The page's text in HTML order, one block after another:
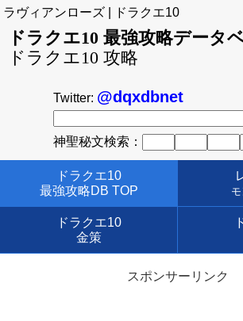
ラヴィアンローズ | ドラクエ10
ドラクエ10 最強攻略データ
ドラクエ10 攻略
Twitter: @dqxdbnet
神聖秘文検索：
ドラクエ10
最強攻略DB TOP
ドラクエ10
金策
スポンサーリンク